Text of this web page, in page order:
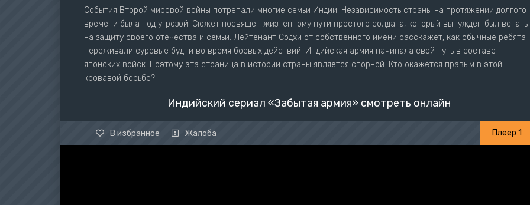
События Второй мировой войны потрепали многие семьи Индии. Независимость страны на протяжении долгого
времени была под угрозой. Сюжет посвящен жизненному пути простого солдата, который вынужден был встать
на защиту своего отечества и семьи. Лейтенант Содхи от собственного имени расскажет, как обычные ребята
переживали суровые будни во время боевых действий. Индийская армия начинала свой путь в составе
японских войск. Поэтому эта страница в истории страны является спорной. Кто окажется правым в этой
кровавой борьбе?
Индийский сериал «Забытая армия» смотреть онлайн
В избранное Жалоба Плеер 1